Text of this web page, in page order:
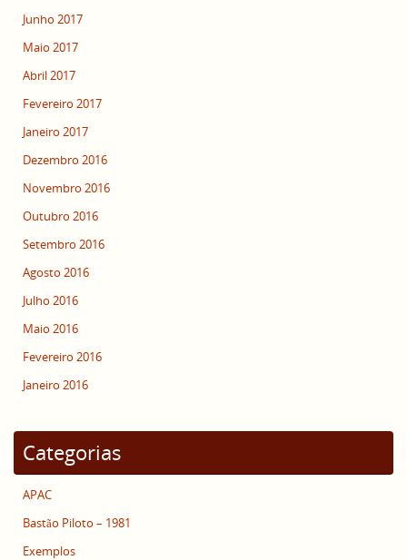
Junho 2017
Maio 2017
Abril 2017
Fevereiro 2017
Janeiro 2017
Dezembro 2016
Novembro 2016
Outubro 2016
Setembro 2016
Agosto 2016
Julho 2016
Maio 2016
Fevereiro 2016
Janeiro 2016
Categorias
APAC
Bastão Piloto – 1981
Exemplos